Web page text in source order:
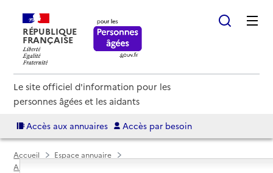
RÉPUBLIQUE
FRANÇAISE
Le site officiel d'information pour les
personnes âgées et les aidants
Accès aux annuaires Accès par besoin
Accueil
Espace annuaire
Annuaire EHPAD et maisons de retraite